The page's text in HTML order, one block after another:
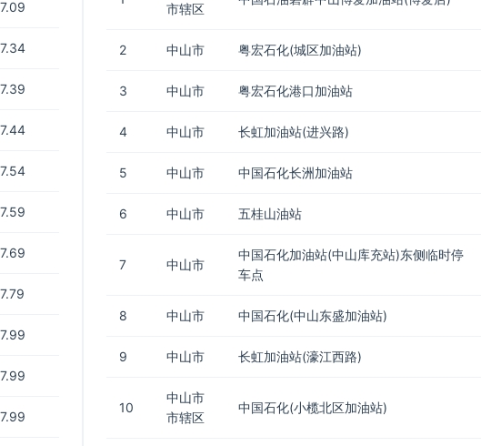
7.09
7.34
7.39
7.44
7.54
7.59
7.69
7.79
7.99
7.99
7.99
市辖区
2 中山市 粤宏石化(城区加油站)
3 中山市 粤宏石化港口加油站
4 中山市 长虹加油站(进兴路)
5 中山市 中国石化长洲加油站
6 中山市 五桂山油站
7 中山市
中国石化加油站(中山库充站)东侧临时停
车点
8 中山市 中国石化(中山东盛加油站)
9 中山市 长虹加油站(濠江西路)
10
中山市
市辖区
中国石化(小榄北区加油站)